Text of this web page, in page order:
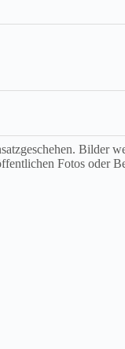
Bilder
Fotos oder